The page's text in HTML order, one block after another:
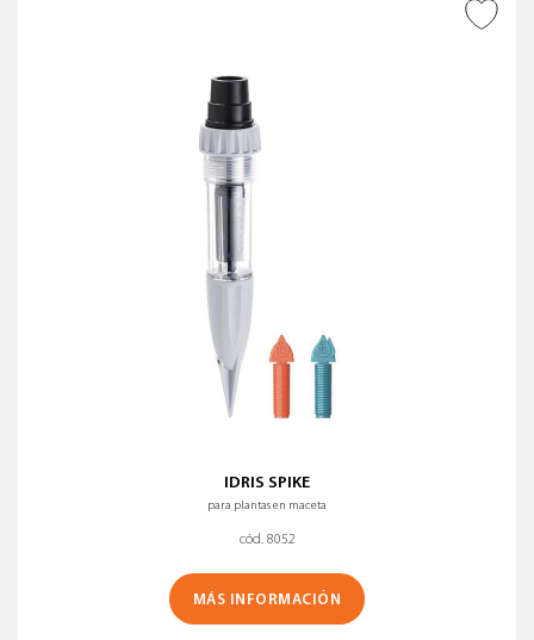
IDRIS SPIKE
para plantas en maceta
cód. 8052
MÁS INFORMACIÓN